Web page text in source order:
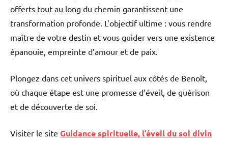
offerts tout au long du chemin garantissent une
transformation profonde. L’objectif ultime : vous rendre
maître de votre destin et vous guider vers une existence
épanouie, empreinte d’amour et de paix.
Plongez dans cet univers spirituel aux côtés de Benoît,
où chaque étape est une promesse d’éveil, de guérison
et de découverte de soi.
Visiter le site Guidance spirituelle, l’éveil du soi divin